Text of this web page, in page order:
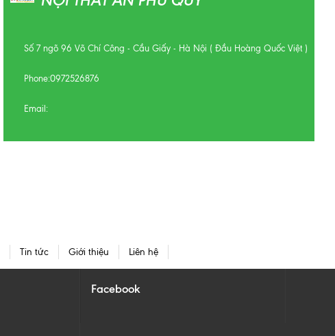
Số 7 ngõ 96 Võ Chí Công - Cầu Giấy - Hà Nội ( Đầu Hoàng Quốc Việt )
Phone:0972526876
Email:
Tin tức Giới thiệu Liên hệ
Facebook